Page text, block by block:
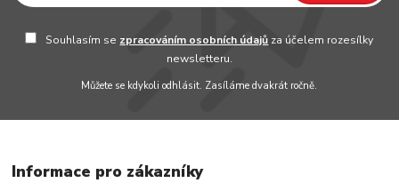
Souhlasím se zpracováním osobních údajů za účelem rozesílky
newsletteru.
Můžete se kdykoli odhlásit. Zasíláme dvakrát ročně.
Informace pro zákazníky